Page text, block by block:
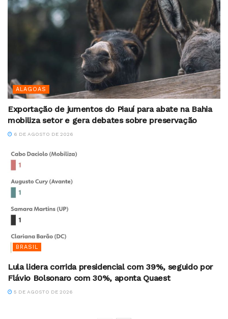
ALAGOAS
Exportação de jumentos do Piauí para abate na Bahia
mobiliza setor e gera debates sobre preservação
6 DE AGOSTO DE 2026
BRASIL
Lula lidera corrida presidencial com 39%, seguido por
Flávio Bolsonaro com 30%, aponta Quaest
5 DE AGOSTO DE 2026